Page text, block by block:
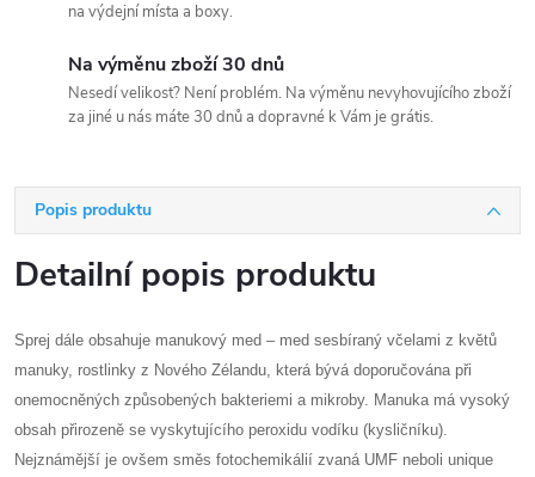
na výdejní místa a boxy.
Na výměnu zboží 30 dnů
Nesedí velikost? Není problém. Na výměnu nevyhovujícího zboží
za jiné u nás máte 30 dnů a dopravné k Vám je grátis.
Popis produktu
Detailní popis produktu
Sprej dále obsahuje manukový med – med sesbíraný včelami z květů
manuky, rostlinky z Nového Zélandu, která bývá doporučována při
onemocněných způsobených bakteriemi a mikroby. Manuka má vysoký
obsah přirozeně se vyskytujícího peroxidu vodíku (kysličníku).
Nejznámější je ovšem směs fotochemikálií zvaná UMF neboli unique